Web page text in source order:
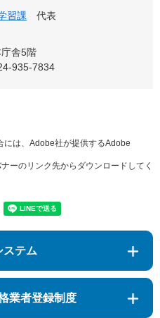
習課
代表
舎5階
935-7834
には、Adobe社が提供するAdobe
ーのリンク先からダウンロードしてく
ステム
業者登録制度